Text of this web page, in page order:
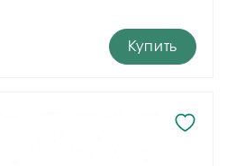
Купить